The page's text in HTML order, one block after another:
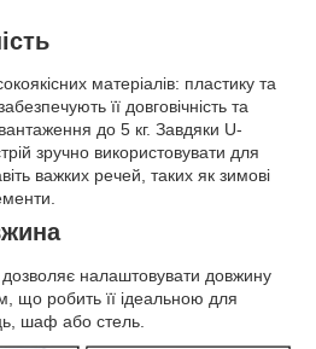
матеріалів: пластику та
її довговічність та
до 5 кг. Завдяки U-
зручно використовувати для
важких речей, таких як зимові
дозволяє налаштовувати довжину
що робить її ідеальною для
шаф або стель.